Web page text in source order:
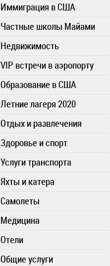
Иммиграция в США
Частные школы Майами
Недвижимость
VIP встречи в аэропорту
Образование в США
Летние лагеря 2020
Отдых и развлечения
Здоровье и спорт
Услуги транспорта
Яхты и катера
Самолеты
Медицина
Отели
Общие услуги